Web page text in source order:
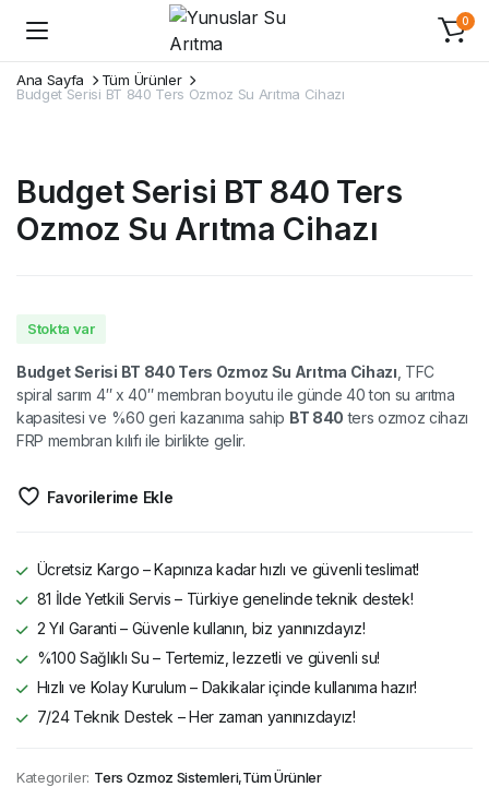
0
Ana Sayfa
Tüm Ürünler
Budget Serisi BT 840 Ters Ozmoz Su Arıtma Cihazı
Budget Serisi BT 840 Ters
Ozmoz Su Arıtma Cihazı
Stokta var
Budget Serisi BT 840 Ters Ozmoz Su Arıtma Cihazı , TFC
spiral sarım 4″ x 40″ membran boyutu ile günde 40 ton su arıtma
kapasitesi ve %60 geri kazanıma sahip BT 840 ters ozmoz cihazı
FRP membran kılıfı ile birlikte gelir.
Favorilerime Ekle
Ücretsiz Kargo – Kapınıza kadar hızlı ve güvenli teslimat!
81 İlde Yetkili Servis – Türkiye genelinde teknik destek!
2 Yıl Garanti – Güvenle kullanın, biz yanınızdayız!
%100 Sağlıklı Su – Tertemiz, lezzetli ve güvenli su!
Hızlı ve Kolay Kurulum – Dakikalar içinde kullanıma hazır!
7/24 Teknik Destek – Her zaman yanınızdayız!
Kategoriler: Ters Ozmoz Sistemleri,Tüm Ürünler